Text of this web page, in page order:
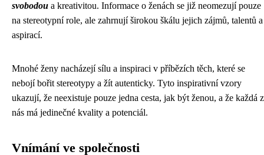
svobodou a kreativitou. Informace o ženách se již neomezují pouze
na stereotypní role, ale zahrnují širokou škálu jejich zájmů, talentů a
aspirací.
Mnohé ženy nacházejí sílu a inspiraci v příbězích těch, které se
nebojí bořit stereotypy a žít autenticky. Tyto inspirativní vzory
ukazují, že neexistuje pouze jedna cesta, jak být ženou, a že každá z
nás má jedinečné kvality a potenciál.
Vnímání ve společnosti